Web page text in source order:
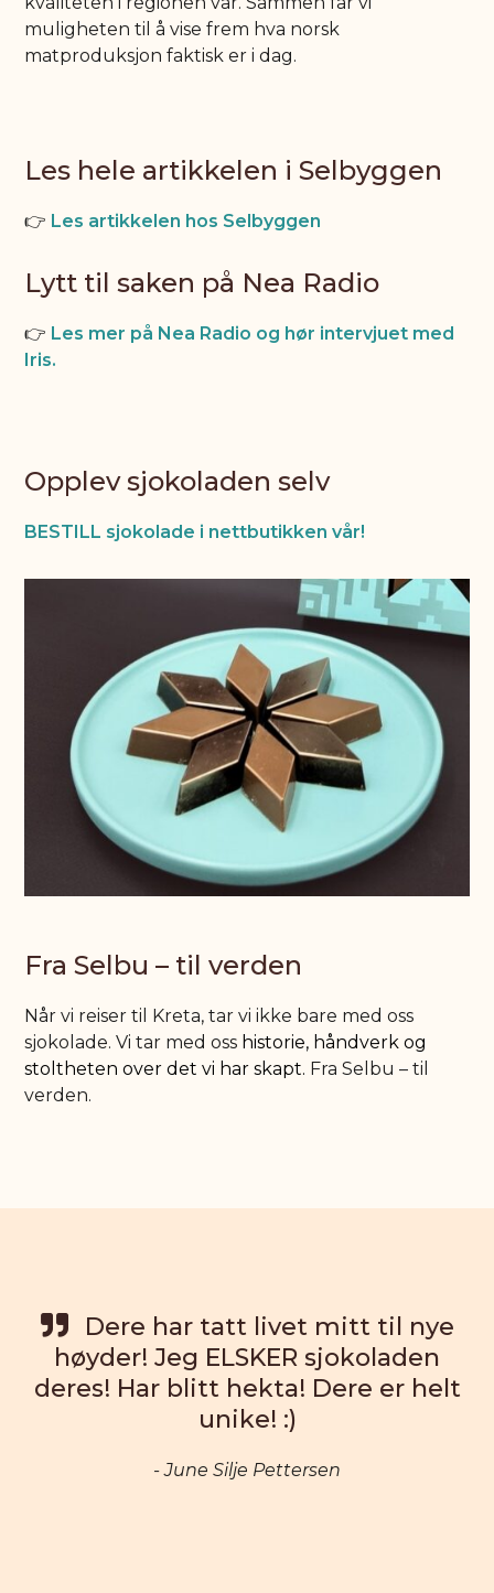
muligheten til å vise frem hva norsk
matproduksjon faktisk er i dag.
Les hele artikkelen i Selbyggen
👉 Les artikkelen hos Selbyggen
Lytt til saken på Nea Radio
👉 Les mer på Nea Radio og hør intervjuet med
Iris.
Opplev sjokoladen selv
BESTILL sjokolade i nettbutikken vår!
Fra Selbu – til verden
Når vi reiser til Kreta, tar vi ikke bare med oss
sjokolade. Vi tar med oss historie, håndverkog
stoltheten over det vi har skapt. Fra Selbu – til
verden.
Dere har tatt livet mitt til nye
høyder! Jeg ELSKER sjokoladen
deres! Har blitt hekta! Dere er helt
unike! :)
- June Silje Pettersen